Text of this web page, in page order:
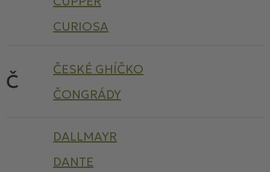
CURIOSA
Č
ČESKÉ GHÍČKO
ČONGRÁDY
DALLMAYR
DANTE